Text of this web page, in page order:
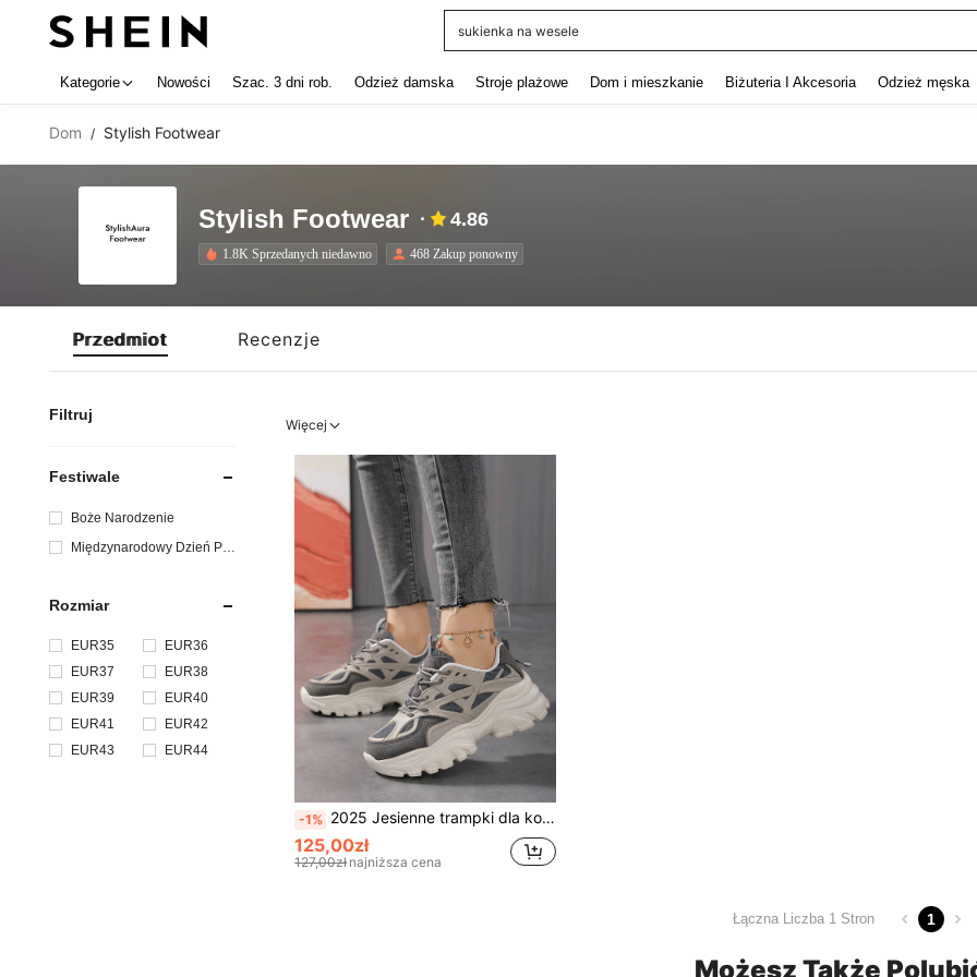
sukienka na wesele
Kategorie
Nowości Szac. 3 dni rob. Odzież damska Stroje plażowe Dom i mieszkanie Biżuteria I Akcesoria Odzież męska
Dom / Stylish Footwear
Stylish Footwear 4.86
1.8K Sprzedanych niedawno 468 Zakup ponowny
Przedmiot Recenzje
Filtruj
Festiwale
Boże Narodzenie
Międzynarodowy Dzień Pra
Rozmiar
EUR35
EUR36
EUR37
EUR38
EUR39
EUR40
EUR41
EUR42
EUR43
EUR44
Więcej
-1% 2025 Jesienne trampki dla kobiet, damskie, wysokie, platformowe, grube, za kolano, z grubym obcasem, ze swetrem, swobodny i minimalistyczny design, jesień/zima
125,00zł
127,00złnajniższa cena
Łączna Liczba 1 Stron 1
Możesz Także